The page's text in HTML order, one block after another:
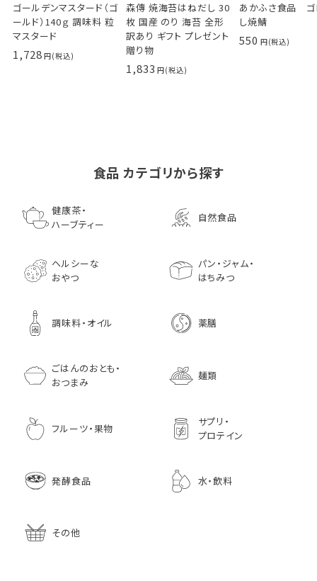
ゴールデンマスタード（ゴ
ールド）140ｇ 調味料 粒
マスタード
1,728
森傳 焼海苔はねだし 30
枚 国産 のり 海苔 全形
訳あり ギフト プレゼント
贈り物
1,833
あかふさ食品 ゴ
し焼鯖
550
ールド）140ｇ 調味料 粒
マスタード
鰹節 食べる削り節
70g× 10袋セット おつま
75g（50袋）
1,296
食品 カテゴリから探す
健康茶・
ハーブティー
自然食品
ヘルシーな
おやつ
パン・ジャム・
はちみつ
調味料・オイル 薬膳
ごはんのおとも・
おつまみ
麺類
フルーツ・果物
サプリ・
プロテイン
発酵食品 水・飲料
その他